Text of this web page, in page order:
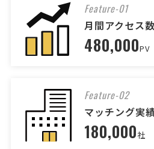
Feature-01
月間アクセス数
480,000PV
Feature-02
マッチング実
180,000社
追加情報となります】 確認項目：縫製
か？ →端を三つ折りにしてほしい 確認
はどうしますか？ →配送希望 確認項目
製造会社 > 縫製工場・アパレ
総額予算 相談して決めたい
[依頼・相談したい業務内容] 加工 [品目]
い内容] 完全遮光のフェイスカバー兼帽